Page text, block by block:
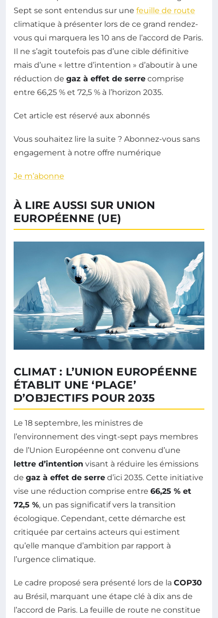
Sept se sont entendus sur une feuille de route
climatique à présenter lors de ce grand rendez-
vous qui marquera les 10 ans de l’accord de Paris.
Il ne s’agit toutefois pas d’une cible définitive
mais d’une « lettre d’intention » d’aboutir à une
réduction de gaz à effet de serre comprise
entre 66,25 % et 72,5 % à l’horizon 2035.
Cet article est réservé aux abonnés
Vous souhaitez lire la suite ? Abonnez-vous sans
engagement à notre offre numérique
Je m’abonne
À LIRE AUSSI SUR UNION
EUROPÉENNE (UE)
CLIMAT : L’UNION EUROPÉENNE
ÉTABLIT UNE ‘PLAGE’
D’OBJECTIFS POUR 2035
Le 18 septembre, les ministres de
l’environnement des vingt-sept pays membres
de l’Union Européenne ont convenu d’une
lettre d’intention visant à réduire les émissions
de gaz à effet de serre d’ici 2035. Cette initiative
vise une réduction comprise entre 66,25 % et
72,5 %, un pas significatif vers la transition
écologique. Cependant, cette démarche est
critiquée par certains acteurs qui estiment
qu’elle manque d’ambition par rapport à
l’urgence climatique.
Le cadre proposé sera présenté lors de la COP30
au Brésil, marquant une étape clé à dix ans de
l’accord de Paris. La feuille de route ne constitue